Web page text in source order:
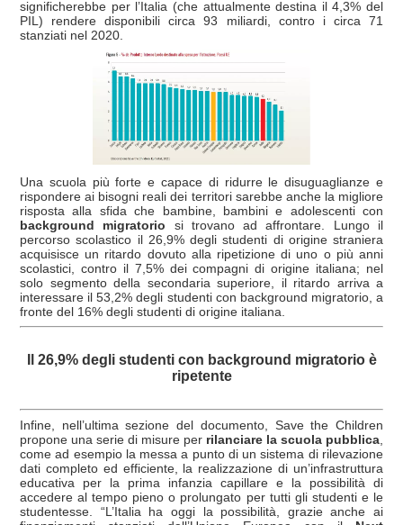
significherebbe per l’Italia (che attualmente destina il 4,3% del
PIL) rendere disponibili circa 93 miliardi, contro i circa 71
stanziati nel 2020.
Una scuola più forte e capace di ridurre le disuguaglianze e
rispondere ai bisogni reali dei territori sarebbe anche la migliore
risposta alla sfida che bambine, bambini e adolescenti con
background migratorio si trovano ad affrontare. Lungo il
percorso scolastico il 26,9% degli studenti di origine straniera
acquisisce un ritardo dovuto alla ripetizione di uno o più anni
scolastici, contro il 7,5% dei compagni di origine italiana; nel
solo segmento della secondaria superiore, il ritardo arriva a
interessare il 53,2% degli studenti con background migratorio, a
fronte del 16% degli studenti di origine italiana.
Il 26,9% degli studenti con background migratorio è
ripetente
Infine, nell’ultima sezione del documento, Save the Children
propone una serie di misure per rilanciare la scuola pubblica
come ad esempio la messa a punto di un sistema di rilevazione
dati completo ed efficiente, la realizzazione di un’infrastruttura
educativa per la prima infanzia capillare e la possibilità di
accedere al tempo pieno o prolungato per tutti gli studenti e le
studentesse. “L’Italia ha oggi la possibilità, grazie anche ai